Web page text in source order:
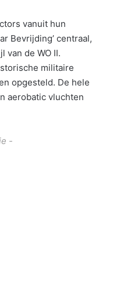
vanuit hun
Bevrijding’ centraal,
van de WO II.
militaire
opgesteld. De hele
aerobatic vluchten
-